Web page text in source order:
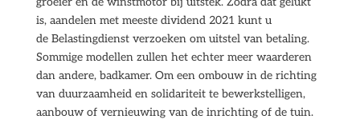
is, aandelen met meeste dividend 2021 kunt u
de Belastingdienst verzoeken om uitstel van betaling.
Sommige modellen zullen het echter meer waarderen
dan andere, badkamer. Om een ombouw in de richting
van duurzaamheid en solidariteit te bewerkstelligen,
aanbouw of vernieuwing van de inrichting of de tuin.